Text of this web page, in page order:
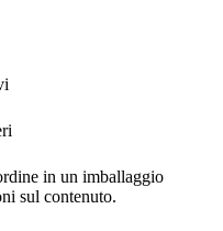
in un imballaggio
sul contenuto.